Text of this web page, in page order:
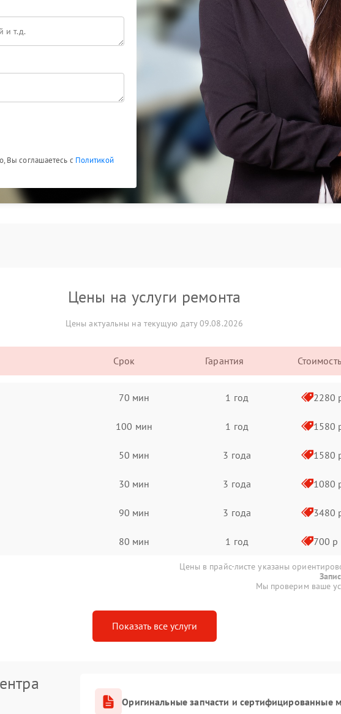
Вы соглашаетесь с Политикой
Цены на услуги ремонта
Цены актуальны на текущую дату 09.08.2026
Срок Гарантия Стоимость
70 мин 1 год 2280
100 мин 1 год 1580
50 мин 3 года 1580
30 мин 3 года 1080
90 мин 3 года 3480
80 мин 1 год 700 р
Цены в прайс-листе указаны
Мы проверим ваше
Показать все услуги
Оригинальные запчасти и сертифицированные